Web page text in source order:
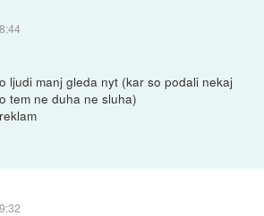
ljudi manj gleda nyt (kar so podali nekaj
tem ne duha ne sluha)